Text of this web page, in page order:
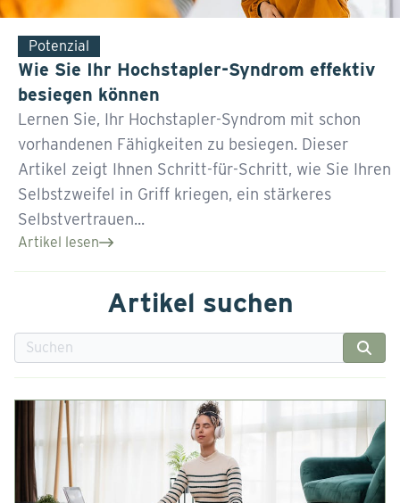
Potenzial
Wie Sie Ihr Hochstapler-Syndrom effektiv
besiegen können
Lernen Sie, Ihr Hochstapler-Syndrom mit schon
vorhandenen Fähigkeiten zu besiegen. Dieser
Artikel zeigt Ihnen Schritt-für-Schritt, wie Sie Ihren
Selbstzweifel in Griff kriegen, ein stärkeres
Selbstvertrauen...
Artikel lesen
Artikel suchen